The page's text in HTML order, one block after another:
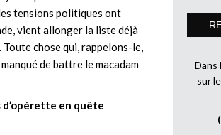
tensions politiques ont
vient allonger la liste déjà
Toute chose qui, rappelons-le,
de battre le macadam
d’opérette en quête
Dans
sur